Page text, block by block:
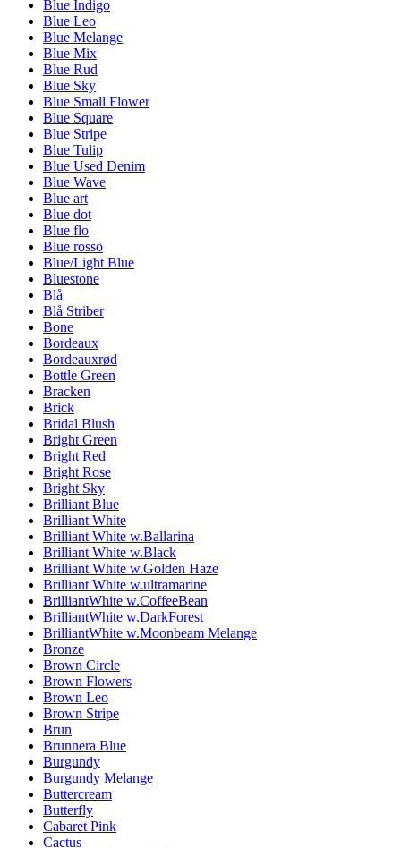
Blue Indigo
Blue Leo
Blue Melange
Blue Mix
Blue Rud
Blue Sky
Blue Small Flower
Blue Square
Blue Stripe
Blue Tulip
Blue Used Denim
Blue Wave
Blue art
Blue dot
Blue flo
Blue rosso
Blue/Light Blue
Bluestone
Blå
Blå Striber
Bone
Bordeaux
Bordeauxrød
Bottle Green
Bracken
Brick
Bridal Blush
Bright Green
Bright Red
Bright Rose
Bright Sky
Brilliant Blue
Brilliant White
Brilliant White w.Ballarina
Brilliant White w.Black
Brilliant White w.Golden Haze
Brilliant White w.ultramarine
BrilliantWhite w.CoffeeBean
BrilliantWhite w.DarkForest
BrilliantWhite w.Moonbeam Melange
Bronze
Brown Circle
Brown Flowers
Brown Leo
Brown Stripe
Brun
Brunnera Blue
Burgundy
Burgundy Melange
Buttercream
Butterfly
Cabaret Pink
Cactus